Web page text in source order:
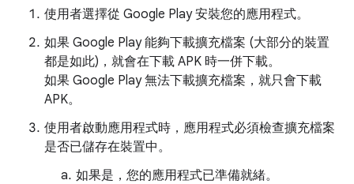
使用者選擇從 Google Play 安裝您的應用程式。
如果 Google Play 能夠下載擴充檔案 (大部分的裝置
都是如此)，就會在下載 APK 時一併下載。
如果 Google Play 無法下載擴充檔案，就只會下載
APK。
使用者啟動應用程式時，應用程式必須檢查擴充檔案
是否已儲存在裝置中。
如果是，您的應用程式已準備就緒。